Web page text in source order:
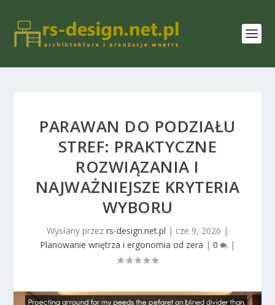
PARAWAN DO PODZIAŁU
STREF: PRAKTYCZNE
ROZWIĄZANIA I
NAJWAŻNIEJSZE KRYTERIA
WYBORU
Wysłany przez rs-design.net.pl | cze 9, 2026 |
Planowanie wnętrza i ergonomia od zera | 0 |